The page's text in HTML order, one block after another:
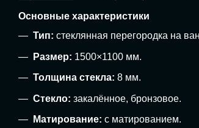
Основные характеристики
Тип: стеклянная перегородка на
Размер: 1500×1100 мм.
Толщина стекла: 8 мм.
Стекло: закалённое, бронзовое.
Матирование: с матированием.